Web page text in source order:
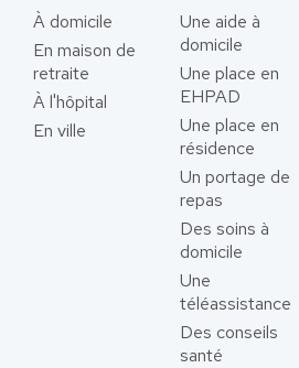
À domicile
En maison de
retraite
À l'hôpital
En ville
Une aide à
domicile
Une place en
EHPAD
Une place en
résidence
Un portage de
repas
Des soins à
domicile
Une
téléassistance
Des conseils
santé